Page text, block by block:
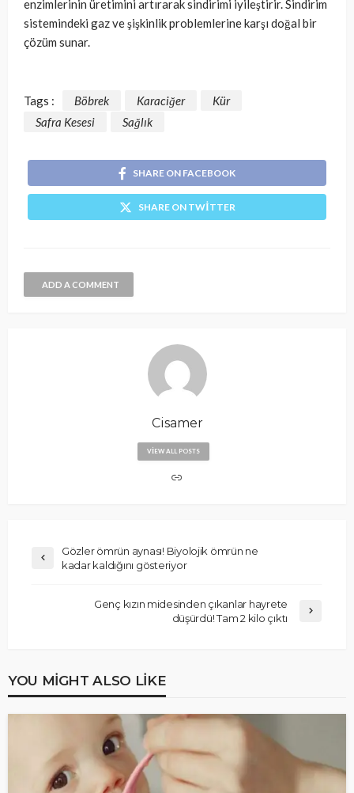
enzimlerinin üretimini artırarak sindirimi iyileştirir. Sindirim
sistemindeki gaz ve şişkinlik problemlerine karşı doğal bir
çözüm sunar.
Tags : Böbrek Karaciğer
Kür
Safra Kesesi
Sağlık
SHARE ON FACEBOOK
SHARE ON TWITTER
ADD A COMMENT
Cisamer
VIEW ALL POSTS
Gözler ömrün aynası! Biyolojik ömrün ne
kadar kaldığını gösteriyor
Genç kızın midesinden çıkanlar hayrete
düşürdü! Tam 2 kilo çıktı
YOU MIGHT ALSO LIKE